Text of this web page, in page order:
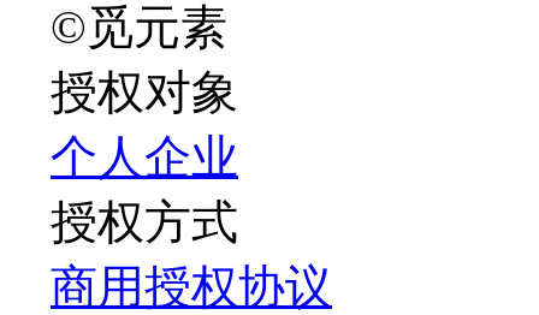
©觅元素
授权对象
个人企业
授权方式
商用授权协议